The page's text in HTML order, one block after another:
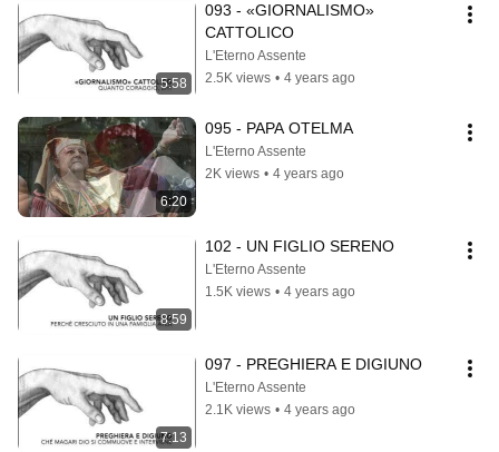
5:58
093 - «GIORNALISMO»
CATTOLICO
L'Eterno Assente
2.5K views • 4 years ago
6:20
095 - PAPA OTELMA
L'Eterno Assente
2K views • 4 years ago
8:59
102 - UN FIGLIO SERENO
L'Eterno Assente
1.5K views • 4 years ago
7:13
097 - PREGHIERA E DIGIUNO
L'Eterno Assente
2.1K views • 4 years ago